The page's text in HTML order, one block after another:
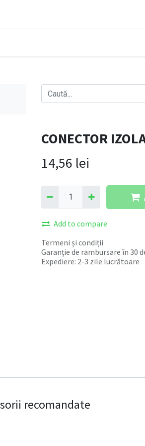
CONECTOR
14,56 lei
Add to compare
Termeni și condiții
Garanție de rambursare în 30
Expediere: 2-3 zile lucrătoare
recomandate